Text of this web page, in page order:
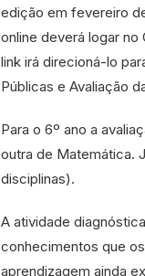
edição em fevereiro
online deverá logar no
link irá direcioná-lo
Públicas e Avaliação
Para o 6º ano a
outra de Matemática.
disciplinas).
A atividade
conhecimentos que
aprendizagem ainda